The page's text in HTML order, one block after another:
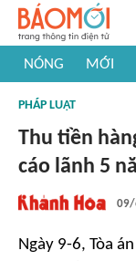
NÓNG MỚI
#Khám phá thế giới
PHÁP LUẬT
Thu tiền
cáo lãnh 5
Ngày 9-6, Tòa